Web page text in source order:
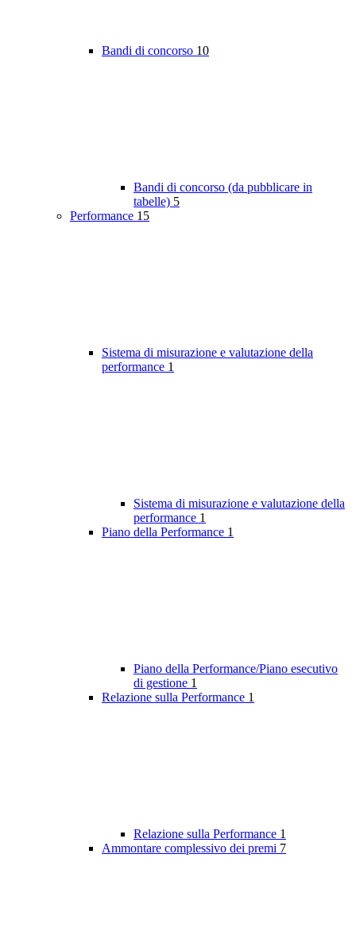
Bandi di concorso 10
Bandi di concorso (da pubblicare in
tabelle) 5
Performance 15
Sistema di misurazione e valutazione della
performance 1
Sistema di misurazione e valutazione della
performance 1
Piano della Performance 1
Piano della Performance/Piano esecutivo
di gestione 1
Relazione sulla Performance 1
Relazione sulla Performance 1
Ammontare complessivo dei premi 7